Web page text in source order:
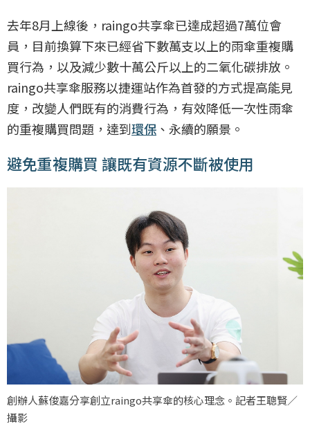
去年8月上線後，raingo共享傘已達成超過7萬位會
員，目前換算下來已經省下數萬支以上的雨傘重複購
買行為，以及減少數十萬公斤以上的二氧化碳排放。
raingo共享傘服務以捷運站作為首發的方式提高能見
度，改變人們既有的消費行為，有效降低一次性雨傘
的重複購買問題，達到環保 、永續的願景。
避免重複購買 讓既有資源不斷被使用
創辦人蘇俊嘉分享創立raingo共享傘的核心理念。記者王聰賢／
攝影